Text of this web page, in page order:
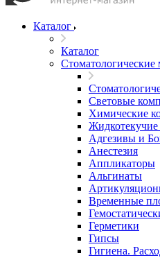
Каталог
Каталог
Стоматологические
Световые
Химические
Адгезивы и
Анестезия
Аппликаторы
Альгинаты
Временные
Герметики
Гипсы
Гигиена.